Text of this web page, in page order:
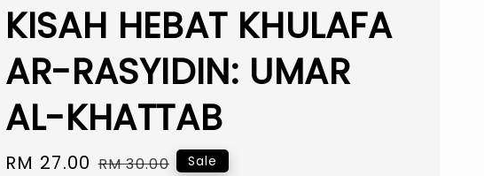
KISAH HEBAT KHULAFA
AR-RASYIDIN: UMAR
AL-KHATTAB
Sale
RM 27.00 Regular
RM 30.00 Sale